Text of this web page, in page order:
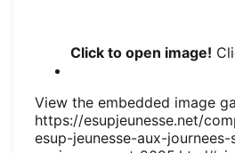
Click to open image!
View the embedded image
https://esupjeunesse.net/
esup-jeunesse-aux-